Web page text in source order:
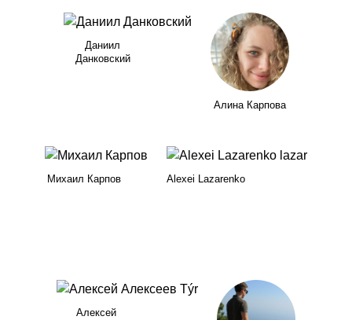
Даниил
Данковский
Алина Карпова
Михаил Карпов Alexei Lazarenko
Алексей